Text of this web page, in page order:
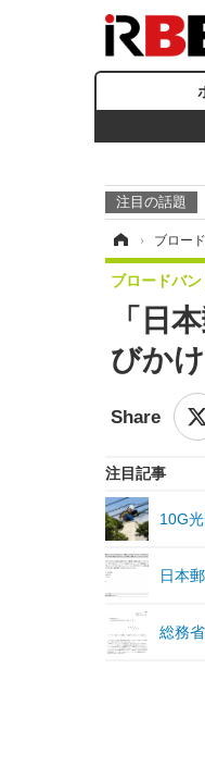
注目の話題
› ブロー
「日
びかけ
ブロードバン
注目記事
10G
日本
総務